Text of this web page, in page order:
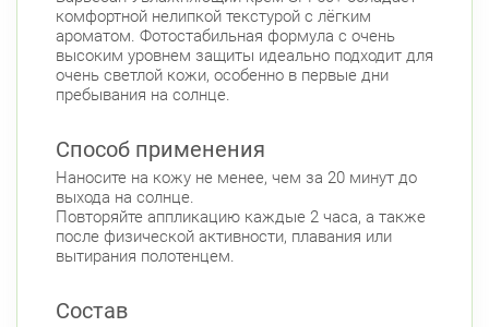
комфортной нелипкой текстурой с лёгким
ароматом. Фотостабильная формула с очень
высоким уровнем защиты идеально подходит для
очень светлой кожи, особенно в первые дни
пребывания на солнце.
Способ применения
Наносите на кожу не менее, чем за 20 минут до
выхода на солнце.
Повторяйте аппликацию каждые 2 часа, а также
после физической активности, плавания или
вытирания полотенцем.
Состав